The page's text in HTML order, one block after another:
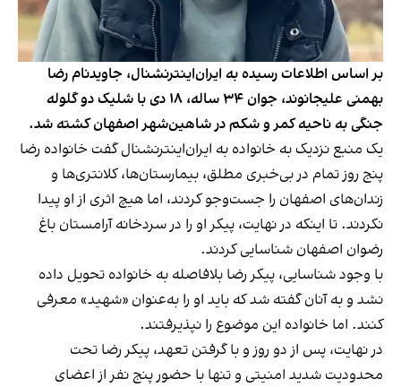
بر اساس اطلاعات رسیده به ایران‌اینترنشنال، جاویدنام رضا
بهمنی علیجانوند، جوان ۳۴ ساله، ۱۸ دی با شلیک دو گلوله
جنگی به ناحیه کمر و شکم در شاهین‌شهر اصفهان کشته شد.
یک منبع نزدیک به خانواده به ایران‌اینترنشنال گفت خانواده رضا
پنج روز تمام در بی‌خبری مطلق، بیمارستان‌ها، کلانتری‌ها و
زندان‌های اصفهان را جست‌وجو کردند، اما هیچ اثری از او پیدا
نکردند. تا اینکه در نهایت، پیکر او را در سردخانه آرامستان باغ
رضوان اصفهان شناسایی کردند.
با وجود شناسایی، پیکر رضا بلافاصله به خانواده تحویل داده
نشد و به آنان گفته شد که باید او را به‌عنوان «شهید» معرفی
کنند. اما خانواده این موضوع را نپذیرفتند.
در نهایت، پس از دو روز و با گرفتن تعهد، پیکر رضا تحت
محدودیت شدید امنیتی و تنها با حضور پنج نفر از اعضای